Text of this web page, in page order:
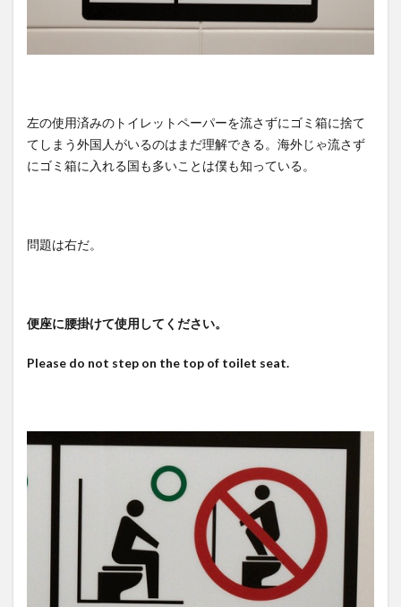
左の使用済みのトイレットペーパーを流さずにゴミ箱に捨て
てしまう外国人がいるのはまだ理解できる。海外じゃ流さず
にゴミ箱に入れる国も多いことは僕も知っている。
問題は右だ。
便座に腰掛けて使用してください。
Please do not step on the top of toilet seat.